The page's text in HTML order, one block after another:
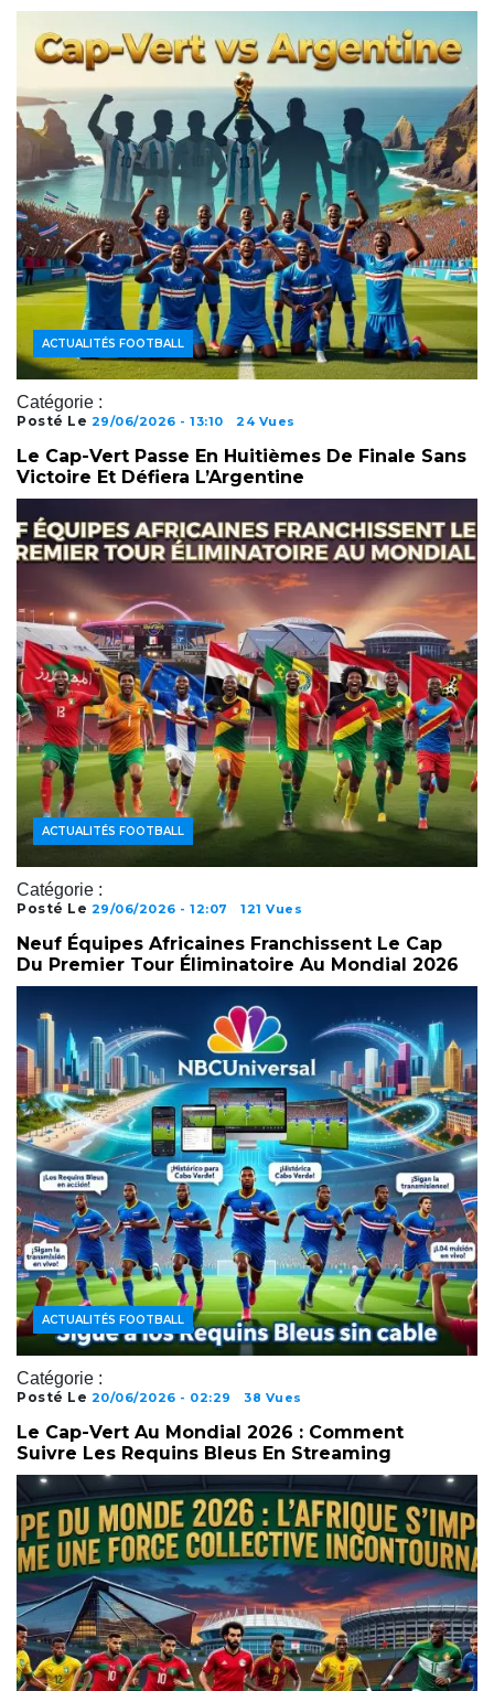
Catégorie :
ACTUALITÉS FOOTBALL
Posté Le 29/06/2026 - 13:10 24 Vues
Le Cap-Vert Passe En Huitièmes De Finale Sans
Victoire Et Défiera L’Argentine
Catégorie :
ACTUALITÉS FOOTBALL
Posté Le 29/06/2026 - 12:07 121 Vues
Neuf Équipes Africaines Franchissent Le Cap
Du Premier Tour Éliminatoire Au Mondial 2026
Catégorie :
ACTUALITÉS FOOTBALL
Posté Le 20/06/2026 - 02:29 38 Vues
Le Cap-Vert Au Mondial 2026 : Comment
Suivre Les Requins Bleus En Streaming